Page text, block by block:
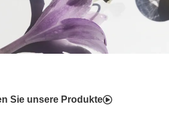
Sie unsere Produkte